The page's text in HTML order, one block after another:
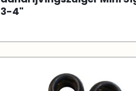
3-4"